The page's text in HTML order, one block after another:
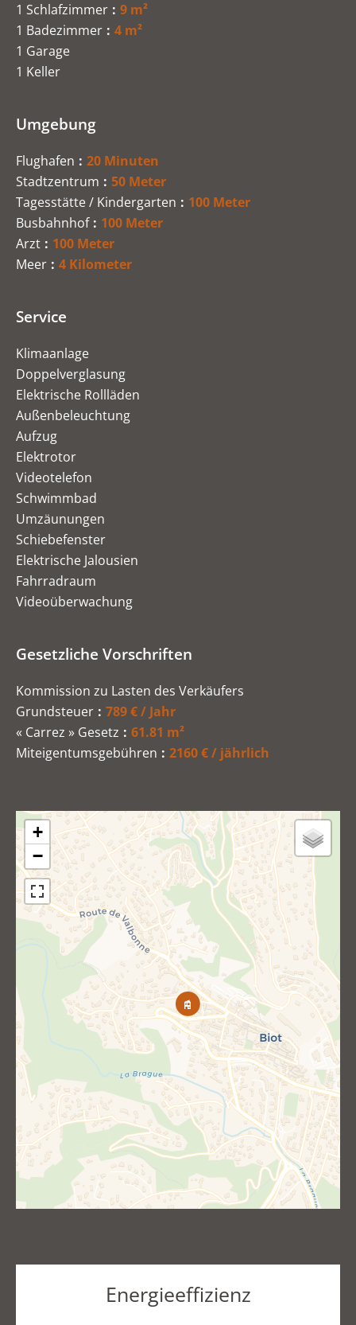
1 Schlafzimmer
9 m²
1 Badezimmer
4 m²
1 Garage
1 Keller
Umgebung
Flughafen
20 Minuten
Stadtzentrum
50 Meter
Tagesstätte / Kindergarten
100 Meter
Busbahnhof
100 Meter
Arzt
100 Meter
Meer
4 Kilometer
Service
Klimaanlage
Doppelverglasung
Elektrische Rollläden
Außenbeleuchtung
Aufzug
Elektrotor
Videotelefon
Schwimmbad
Umzäunungen
Schiebefenster
Elektrische Jalousien
Fahrradraum
Videoüberwachung
Gesetzliche Vorschriften
Kommission zu Lasten des Verkäufers
Grundsteuer
789 € / Jahr
« Carrez » Gesetz
61.81 m²
Miteigentumsgebühren
2160 € / jährlich
+
−
Energieeffizienz